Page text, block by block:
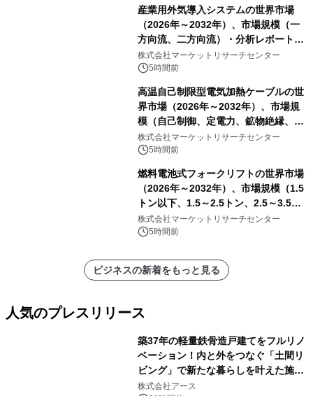
産業用外気導入システムの世界市場
（2026年～2032年）、市場規模（一
方向流、二方向流）・分析レポートを
発表
株式会社マーケットリサーチセンター
5時間前
高温自己制限型電気加熱ケーブルの世
界市場（2026年～2032年）、市場規
模（自己制御、定電力、鉱物絶縁、表
皮効果）・分析レポートを発表
株式会社マーケットリサーチセンター
5時間前
燃料電池式フォークリフトの世界市場
（2026年～2032年）、市場規模（1.5
トン以下、1.5～2.5トン、2.5～3.5ト
ン、3.5～5.0トン、その他）・分析レ
ポートを発表
株式会社マーケットリサーチセンター
5時間前
ビジネスの新着をもっと見る
人気のプレスリリース
築37年の軽量鉄骨造戸建てをフルリノ
ベーション！内と外をつなぐ「土間リ
ビング」で新たな暮らしを叶えた施工
事例を株式会社アースが公開
株式会社アース